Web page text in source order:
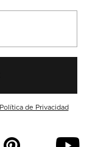
Política de Privacidad